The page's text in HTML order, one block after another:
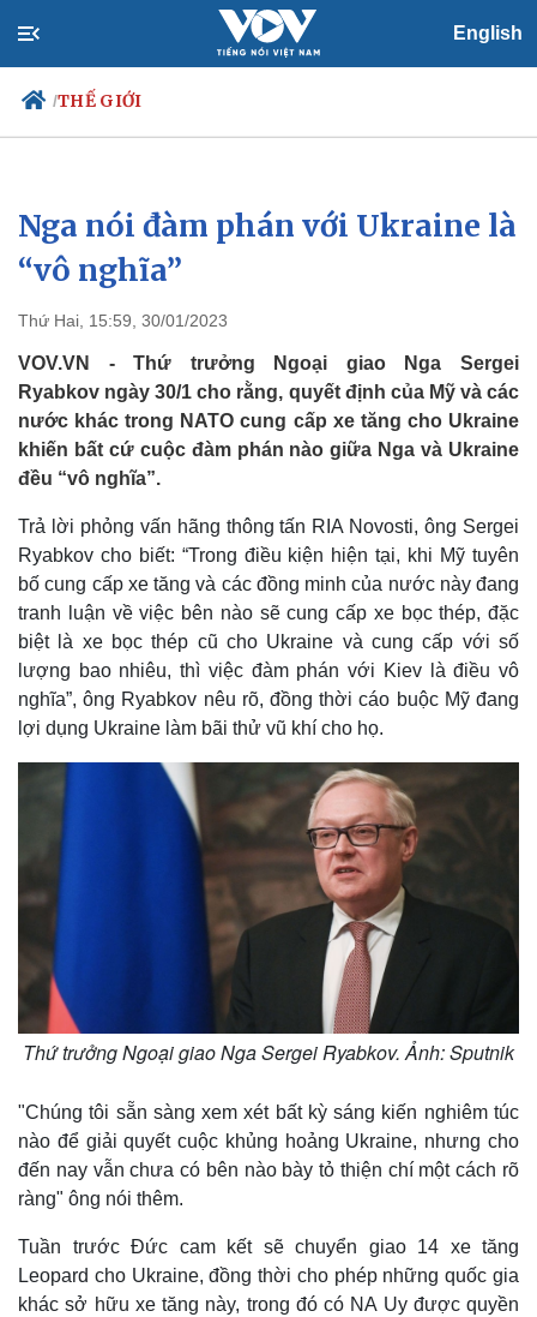
English
/THẾ GIỚI
Chính trị
Đảng
Tổ chức nhân sự
Nhận diện sự thật
Xã hội
Việc làm
Biển đảo
Nga nói đàm phán với Ukraine là
“vô nghĩa”
Thứ Hai, 15:59, 30/01/2023
VOV.VN - Thứ trưởng Ngoại giao Nga Sergei
Ryabkov ngày 30/1 cho rằng, quyết định của Mỹ và các
nước khác trong NATO cung cấp xe tăng cho Ukraine
khiến bất cứ cuộc đàm phán nào giữa Nga và Ukraine
đều “vô nghĩa”.
Trả lời phỏng vấn hãng thông tấn RIA Novosti, ông Sergei
Ryabkov cho biết: “Trong điều kiện hiện tại, khi Mỹ tuyên
bố cung cấp xe tăng và các đồng minh của nước này đang
tranh luận về việc bên nào sẽ cung cấp xe bọc thép, đặc
biệt là xe bọc thép cũ cho Ukraine và cung cấp với số
lượng bao nhiêu, thì việc đàm phán với Kiev là điều vô
nghĩa”, ông Ryabkov nêu rõ, đồng thời cáo buộc Mỹ đang
lợi dụng Ukraine làm bãi thử vũ khí cho họ.
Thứ trưởng Ngoại giao Nga Sergei Ryabkov. Ảnh: Sputnik
"Chúng tôi sẵn sàng xem xét bất kỳ sáng kiến nghiêm túc
nào để giải quyết cuộc khủng hoảng Ukraine, nhưng cho
đến nay vẫn chưa có bên nào bày tỏ thiện chí một cách rõ
ràng" ông nói thêm.
Tuần trước Đức cam kết sẽ chuyển giao 14 xe tăng
Leopard cho Ukraine, đồng thời cho phép những quốc gia
khác sở hữu xe tăng này, trong đó có NA Uy được quyền